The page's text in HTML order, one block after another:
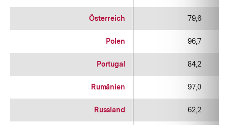
Österreich 79,6
Polen 96,7
Portugal 84,2
Rumänien 97,0
Russland 62,2